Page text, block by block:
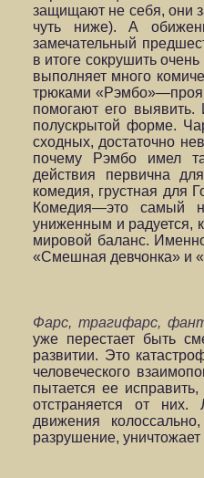
защищают не себя, они
чуть ниже). А
замечательный
в итоге сокрушить
выполняет много
трюками
помогают его выявить.
полускрытой форме.
сходных, достаточно
почему Рэмбо имел
действия первична
комедия, грустная для
Комедия—это самый
униженным и радуется,
мировой баланс.
«Смешная девчонка» и
Фарс, трагифарс,
уже перестает быть
развитии. Это
человеческого
пытается ее
отстраняется от них.
движения
разрушение, уничтожает